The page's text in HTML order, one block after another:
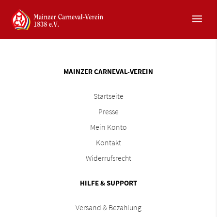
MAINZER CARNEVAL-VEREIN
Startseite
Presse
Mein Konto
Kontakt
Widerrufsrecht
HILFE & SUPPORT
Versand & Bezahlung